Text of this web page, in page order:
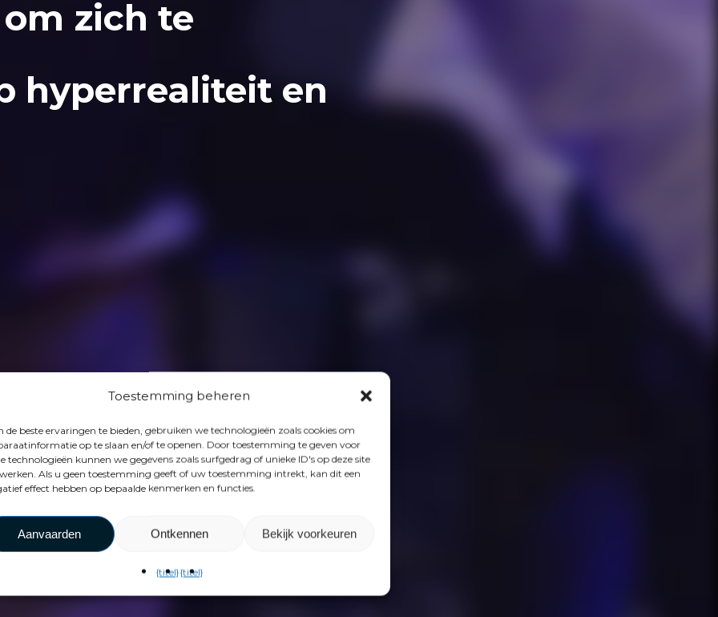
Toestemming beheren
de beste ervaringen te bieden, gebruiken we technologieën zoals cookies om
op te slaan en/of te openen. Door toestemming te geven voor
technologieën kunnen we gegevens zoals surfgedrag of unieke ID's op deze site
Als u geen toestemming geeft of uw toestemming intrekt, kan dit een
effect hebben op bepaalde kenmerken en functies.
Aanvaarden Ontkennen Bekijk voorkeuren
{titel}{titel}
zich te
hyperrealiteit en